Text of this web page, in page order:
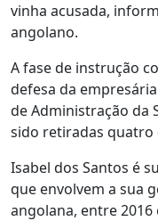
vinha acusada,
angolano.
A fase de instrução
defesa da
de Administração da
sido retiradas quatro
Isabel dos Santos é
que envolvem a sua
angolana, entre 2016